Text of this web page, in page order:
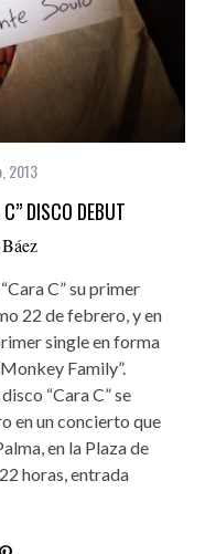
2013
DISCO DEBUT
C” su primer
22 de febrero, y en
single en forma
Family”.
“Cara C” se
en un concierto que
en la Plaza de
horas, entrada